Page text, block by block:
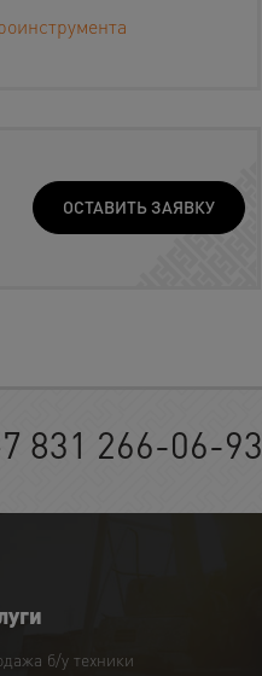
ОСТАВИТЬ ЗАЯВКУ
831 266-06-93
б/у техники